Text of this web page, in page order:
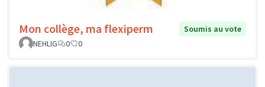
Mon collège, ma flexiperm
Soumis au vote
NEHLIG
0 0